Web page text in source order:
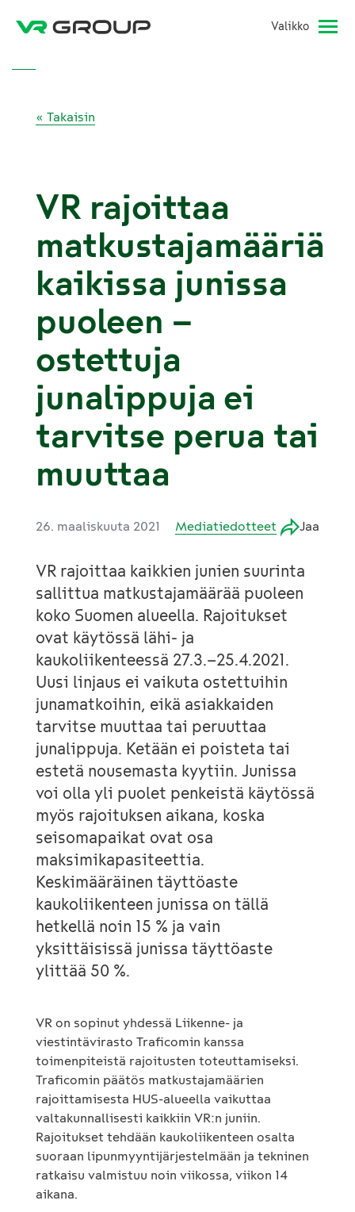
Valikko
« Takaisin
VR rajoittaa
matkustajamääriä
kaikissa junissa
puoleen –
ostettuja
junalippuja ei
tarvitse perua tai
muuttaa
26. maaliskuuta 2021 Mediatiedotteet Jaa
VR rajoittaa kaikkien junien suurinta
sallittua matkustajamäärää puoleen
koko Suomen alueella. Rajoitukset
ovat käytössä lähi- ja
kaukoliikenteessä 27.3.–25.4.2021.
Uusi linjaus ei vaikuta ostettuihin
junamatkoihin, eikä asiakkaiden
tarvitse muuttaa tai peruuttaa
junalippuja. Ketään ei poisteta tai
estetä nousemasta kyytiin. Junissa
voi olla yli puolet penkeistä käytössä
myös rajoituksen aikana, koska
seisomapaikat ovat osa
maksimikapasiteettia.
Keskimääräinen täyttöaste
kaukoliikenteen junissa on tällä
hetkellä noin 15 % ja vain
yksittäisissä junissa täyttöaste
ylittää 50 %.
VR on sopinut yhdessä Liikenne- ja
viestintävirasto Traficomin kanssa
toimenpiteistä rajoitusten toteuttamiseksi.
Traficomin päätös matkustajamäärien
rajoittamisesta HUS-alueella vaikuttaa
valtakunnallisesti kaikkiin VR:n juniin.
Rajoitukset tehdään kaukoliikenteen osalta
suoraan lipunmyyntijärjestelmään ja tekninen
ratkaisu valmistuu noin viikossa, viikon 14
aikana.